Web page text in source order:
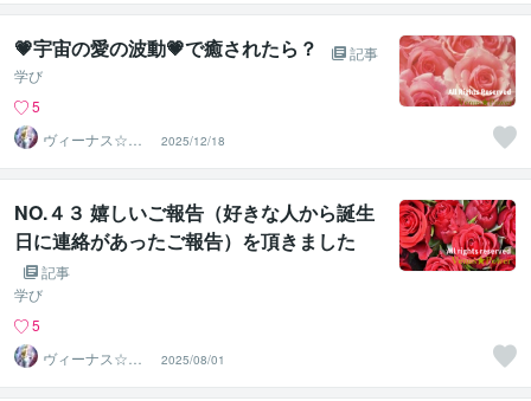
💗宇宙の愛の波動💗で癒されたら？
記事
学び
5
ヴィーナス☆パ
ワー
2025/12/18
NO.４３ 嬉しいご報告（好きな人から誕生
日に連絡があったご報告）を頂きました
記事
学び
5
ヴィーナス☆パ
ワー
2025/08/01